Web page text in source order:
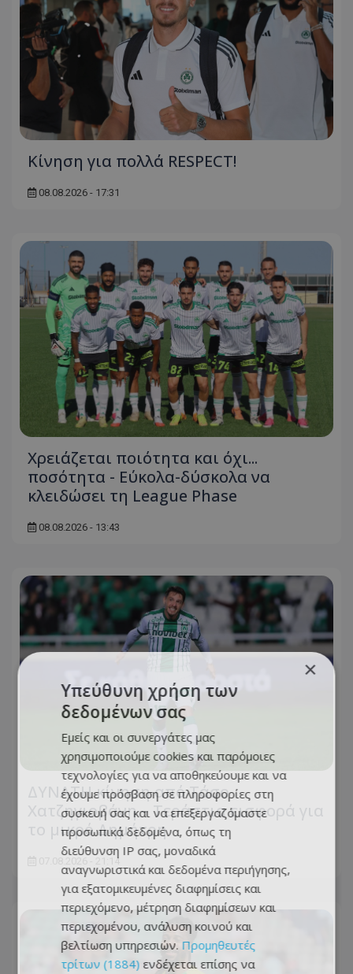
Κίνηση για πολλά RESPECT!
08.08.2026 - 17:31
Χρειάζεται ποιότητα και όχι...
ποσότητα - Εύκολα-δύσκολα να
κλειδώσει τη League Phase
08.08.2026 - 13:43
ΔΥΝΑΤΗ κίνηση από Τάσο
Χατζηγιοβάνη – Τεράστια εισφορά για
το μικρό Δημήτρη
07.08.2026 - 21:14
×
Υπεύθυνη χρήση των
δεδομένων σας
Εμείς και οι συνεργάτες μας
χρησιμοποιούμε cookies και παρόμοιες
τεχνολογίες για να αποθηκεύουμε και να
έχουμε πρόσβαση σε πληροφορίες στη
συσκευή σας και να επεξεργαζόμαστε
προσωπικά δεδομένα, όπως τη
διεύθυνση IP σας, μοναδικά
αναγνωριστικά και δεδομένα περιήγησης,
για εξατομικευμένες διαφημίσεις και
περιεχόμενο, μέτρηση διαφημίσεων και
περιεχομένου, ανάλυση κοινού και
βελτίωση υπηρεσιών. Προμηθευτές
τρίτων (1884) ενδέχεται επίσης να